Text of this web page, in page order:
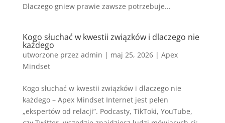
Dlaczego gniew prawie zawsze potrzebuje...
Kogo słuchać w kwestii związków i dlaczego nie
każdego
utworzone przez admin | maj 25, 2026| Apex
Mindset
Kogo słuchać w kwestii związków i dlaczego nie
każdego – Apex Mindset Internet jest pełen
„ekspertów od relacji”. Podcasty, TikToki, YouTube,